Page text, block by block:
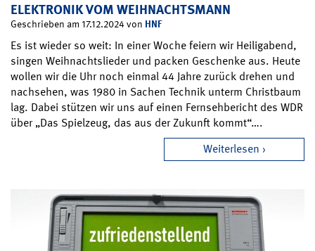
ELEKTRONIK VOM WEIHNACHTSMANN
Geschrieben am 17.12.2024 von HNF
Es ist wieder so weit: In einer Woche feiern wir Heiligabend,
singen Weihnachtslieder und packen Geschenke aus. Heute
wollen wir die Uhr noch einmal 44 Jahre zurück drehen und
nachsehen, was 1980 in Sachen Technik unterm Christbaum
lag. Dabei stützen wir uns auf einen Fernsehbericht des WDR
über „Das Spielzeug, das aus der Zukunft kommt“….
Weiterlesen